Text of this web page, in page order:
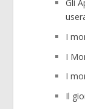
Gli
I
I
I
Il